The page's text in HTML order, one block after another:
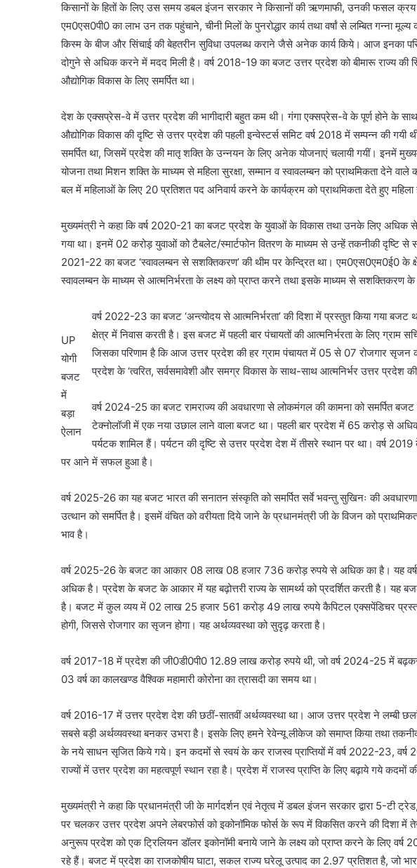
किसानों के हितों के लिए उस समय डबल इंजन सरकार ने किसानों की ऋणमाफी, उनकी फसल क्रय
एम0एस0पी0 का लाभ उन तक पहुंचाने, चीनी मिलों के पुनरोद्धार कार्य तथा वर्षां से लम्बित गन्ना
किस्म के बीज और सिंचाई की बेहतरीन सुविधा उपलब्ध कराने जैसे अनेक कार्य किये। आज इनका
दोगुने से अधिक करने में मदद मिली है। वर्ष 2018-19 का बजट उत्तर प्रदेश को बीमारू राज्य की
औद्योगिक विकास के लिए समर्पित था।
देश के एक्सप्रेस-वे में उत्तर प्रदेश की भागीदारी बहुत कम थी। गंगा एक्सप्रेस-वे के पूर्ण होने के साथ
औद्योगिक विकास की दृष्टि से उत्तर प्रदेश की पहली इन्वेस्टर्स समिट वर्ष 2018 में सम्पन्न की
समर्पित था, जिसमें प्रदेश की मातृ शक्ति के उन्नयन के लिए अनेक योजनाएं चलायी गयीं। इनमें
योजना तथा मिशन शक्ति के माध्यम से महिला सुरक्षा, सम्मान व स्वावलम्बन को प्राथमिकता देने
बल में महिलाओं के लिए 20 प्रतिशत पद अनिवार्य करने के कार्यक्रम को प्राथमिकता देते हुए
मुख्यमंत्री ने कहा कि वर्ष 2020-21 का बजट प्रदेश के युवाओं के विकास तथा उनके लिए अधिक से
गया था। इनमें 02 करोड़ युवाओं को टैबलेट/स्मार्टफोन वितरण के माध्यम से उन्हें तकनीकी दृष्टि से
2021-22 का बजट ‘स्वावलम्बन से सशक्तिकरण’ की थीम पर केन्द्रित था। एम0एस0एम0ई0 के
स्वावलम्बन के माध्यम से आत्मनिर्भरता के लक्ष्य को प्राप्त करने तथा इसके माध्यम से सशक्तिकरण के
UP
योगी
बजट
में
बड़ा
ऐलान
वर्ष 2022-23 का बजट ‘अन्त्योदय से आत्मनिर्भरता’ की दिशा में प्रस्तुत किया गया
क्षेत्र में निवास करती है। इस बजट में पहली बार पंचायतों की आत्मनिर्भरता के लिए ग्राम
जिसका परिणाम है कि आज उत्तर प्रदेश की हर ग्राम पंचायत में 05 से 07 रोजगार
प्रदेश के ‘त्वरित, सर्वसमावेशी और समग्र विकास के साथ-साथ आत्मनिर्भर उत्तर प्रदेश
वर्ष 2024-25 का बजट रामराज्य की अवधारणा से लोकमंगल की कामना को समर्पित
टेक्नोलॉजी में एक नया उछाल लाने वाला बजट था। पहली बार प्रदेश में 65 करोड़ से
पर्यटक शामिल हैं। पर्यटन की दृष्टि से उत्तर प्रदेश देश में तीसरे स्थान पर था। वर्ष
पर आने में सफल हुआ है।
वर्ष 2025-26 का यह बजट भारत की सनातन संस्कृति को समर्पित सर्वे भवन्तु सुखिनः की
उत्थान को समर्पित है। इसमें वंचित को वरीयता दिये जाने के प्रधानमंत्री जी के विजन को
भाव है।
वर्ष 2025-26 के बजट का आकार 08 लाख 08 हजार 736 करोड़ रुपये से अधिक का है। यह
अधिक है। प्रदेश के बजट के आकार में यह बढ़ोत्तरी राज्य के सामर्थ्य को प्रदर्शित करती है। यह
है। बजट में कुल व्यय में 02 लाख 25 हजार 561 करोड़ 49 लाख रुपये कैपिटल एक्सपेंडिचर
होगी, जिससे रोजगार का सृजन होगा। यह अर्थव्यवस्था को सुदृढ़ करता है।
वर्ष 2017-18 में प्रदेश की जी0डी0पी0 12.89 लाख करोड़ रुपये थी, जो वर्ष 2024-25 में
03 वर्ष का कालखण्ड वैश्विक महामारी कोरोना का त्रासदी का समय था।
वर्ष 2016-17 में उत्तर प्रदेश देश की छठीं-सातवीं अर्थव्यवस्था था। आज उत्तर प्रदेश ने लम्बी
सबसे बड़ी अर्थव्यवस्था बनकर उभरा है। इसके लिए हमने रेवेन्यू लीकेज को समाप्त किया तथा
के नये साधन सृजित किये गये। इन कदमों से स्वयं के कर राजस्व प्राप्तियों में वर्ष 2022-23,
राज्यों में उत्तर प्रदेश का महत्वपूर्ण स्थान रहा है। प्रदेश में राजस्व प्राप्ति के लिए बढ़ाये गये कदमों
मुख्यमंत्री ने कहा कि प्रधानमंत्री जी के मार्गदर्शन एवं नेतृत्व में डबल इंजन सरकार द्वारा 5-टी
पर चलकर उत्तर प्रदेश अपने लेबरफोर्स को इकोनॉमिक फोर्स के रूप में विकसित करने की दिशा
अनुरूप प्रदेश को एक ट्रिलियन डॉलर इकोनॉमी बनाये जाने के लक्ष्य को प्राप्त करने के लिए
रहे हैं। बजट में प्रदेश का राजकोषीय घाटा, सकल राज्य घरेलू उत्पाद का 2.97 प्रतिशत है, जो